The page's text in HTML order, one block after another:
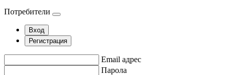
Потребители
Вход
Регистрация
Email адрес
Парола